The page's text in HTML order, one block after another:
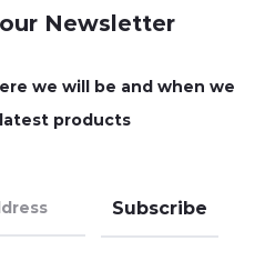
Newsletter
we will be and when we
products